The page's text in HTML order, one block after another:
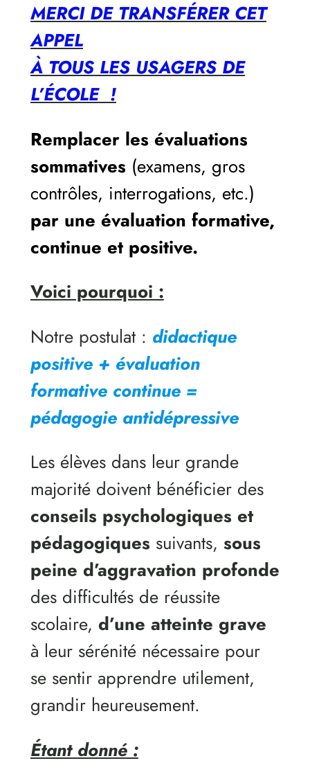
MERCI DE TRANSFÉRER CET
APPEL
À TOUS LES USAGERS DE
L’ÉCOLE !
Remplacer les évaluations
sommatives (examens, gros
contrôles, interrogations, etc.)
par une évaluation formative,
continue et positive.
Voici pourquoi :
Notre postulat : didactique
positive + évaluation
formative continue =
pédagogie antidépressive
Les élèves dans leur grande
majorité doivent bénéficier des
conseils psychologiques et
pédagogiques suivants, sous
peine d’aggravation profonde
des difficultés de réussite
scolaire, d’une atteinte grave
à leur sérénité nécessaire pour
se sentir apprendre utilement,
grandir heureusement.
Étant donné :